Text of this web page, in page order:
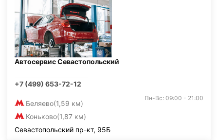
Автосервис Севастопольский
+7 (499) 653-72-12
Беляево(1,59 км)
Коньково(1,87 км)
Пн-Вс: 09:00 - 21:00
Севастопольский пр-кт, 95Б